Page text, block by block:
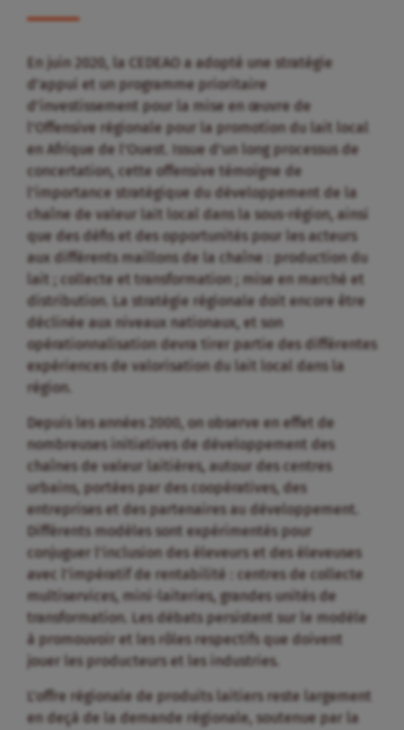
En juin 2020, la CEDEAO a adopté une stratégie
d’appui et un programme prioritaire
d’investissement pour la mise en œuvre de
l’Offensive régionale pour la promotion du lait local
en Afrique de l’Ouest. Issue d’un long processus de
concertation, cette offensive témoigne de
l’importance stratégique du développement de la
chaîne de valeur lait local dans la sous-région, ainsi
que des défis et des opportunités pour les acteurs
aux différents maillons de la chaîne : production du
lait ; collecte et transformation ; mise en marché et
distribution. La stratégie régionale doit encore être
déclinée aux niveaux nationaux, et son
opérationnalisation devra tirer partie des différentes
expériences de valorisation du lait local dans la
région.
Depuis les années 2000, on observe en effet de
nombreuses initiatives de développement des
chaînes de valeur laitières, autour des centres
urbains, portées par des coopératives, des
entreprises et des partenaires au développement.
Différents modèles sont expérimentés pour
conjuguer l’inclusion des éleveurs et des éleveuses
avec l’impératif de rentabilité : centres de collecte
multiservices, mini-laiteries, grandes unités de
transformation. Les débats persistent sur le modèle
à promouvoir et les rôles respectifs que doivent
jouer les producteurs et les industries.
L’offre régionale de produits laitiers reste largement
en deçà de la demande régionale, soutenue par la